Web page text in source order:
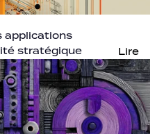
applications
stratégique
Lire